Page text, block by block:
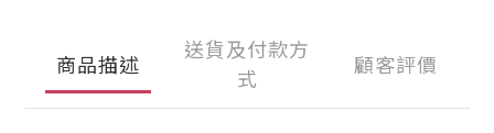
商品描述
送貨及付款方
式
顧客評價